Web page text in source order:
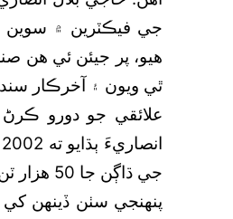
ٿي ويون ۽ آخرڪار
علائقي جو دورو ڪرڻ
جي ڌاڳن جا 50 هزار ٽن کول تيار ٿيا هئا.
پنهنجي سٺن ڏينهن کي